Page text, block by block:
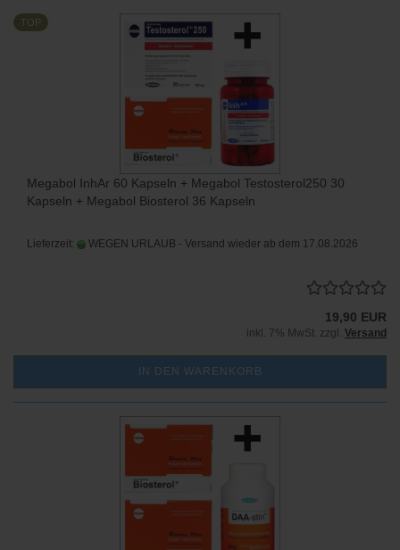
TOP
Megabol InhAr 60 Kapseln + Megabol Testosterol250 30
Kapseln + Megabol Biosterol 36 Kapseln
Lieferzeit: WEGEN URLAUB - Versand wieder ab dem 17.08.2026
19,90 EUR
inkl. 7% MwSt. zzgl. Versand
IN DEN WARENKORB